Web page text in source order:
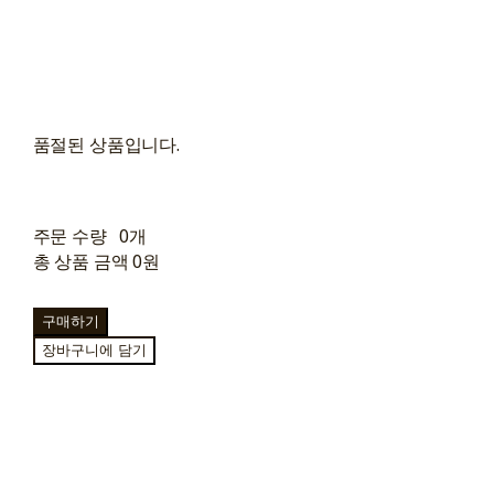
품절된 상품입니다.
주문 수량 0개
총 상품 금액 0원
구매하기
장바구니에 담기